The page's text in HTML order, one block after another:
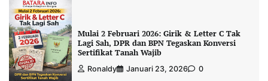
Mulai 2 Februari 2026: Girik & Letter C Tak
Lagi Sah, DPR dan BPN Tegaskan Konversi
Sertifikat Tanah Wajib
Ronaldy Januari 23, 2026 0